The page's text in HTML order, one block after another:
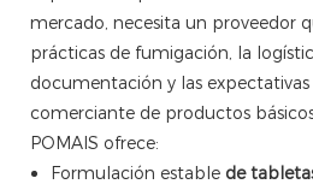
mercado, necesita un proveedor
prácticas de fumigación, la
documentación y las
comerciante de productos
POMAIS ofrece:
Formulación estable de